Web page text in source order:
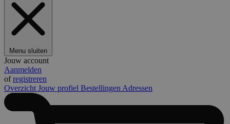
Menu sluiten
Jouw account
Aanmelden
ofregistreren
Overzicht Jouw profiel Bestellingen Adressen